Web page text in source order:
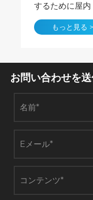
するために屋
を拡大
もっと見る
お問い合わせを